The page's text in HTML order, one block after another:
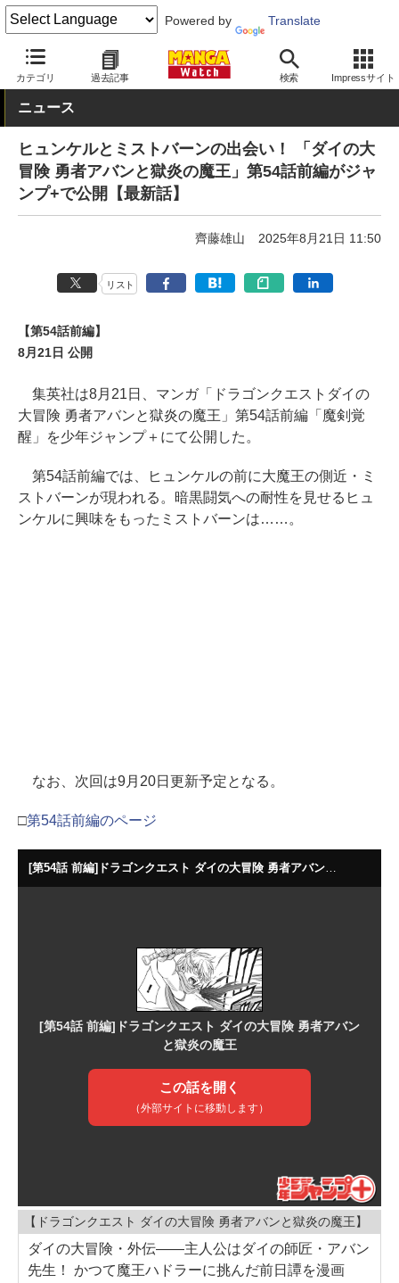
Powered by Translate
カテゴリ 過去記事 検索 Impressサイト
MANGA Watch Web/アプリ 少年ジャンプ＋
ニュース
ヒュンケルとミストバーンの出会い！ 「ダイの大
冒険 勇者アバンと獄炎の魔王」第54話前編がジャ
ンプ+で公開【最新話】
齊藤雄山 2025年8月21日 11:50
リスト
【第54話前編】
8月21日 公開
集英社は8月21日、マンガ「ドラゴンクエストダイの
大冒険 勇者アバンと獄炎の魔王」第54話前編「魔剣覚
醒」を少年ジャンプ＋にて公開した。
第54話前編では、ヒュンケルの前に大魔王の側近・ミ
ストバーンが現われる。暗黒闘気への耐性を見せるヒュ
ンケルに興味をもったミストバーンは……。
なお、次回は9月20日更新予定となる。
□第54話前編のページ
【ドラゴンクエスト ダイの大冒険 勇者アバンと獄炎の魔王】
ダイの大冒険・外伝――主人公はダイの師匠・アバン
先生！ かつて魔王ハドラーに挑んだ前日譚を漫画